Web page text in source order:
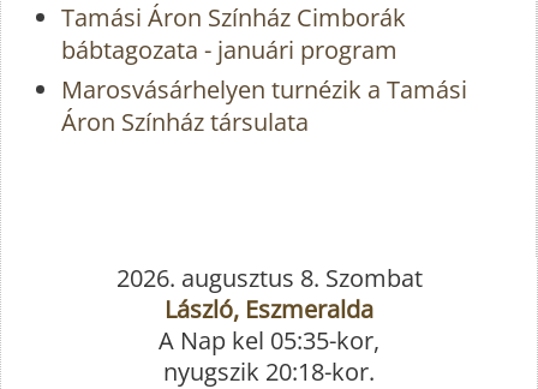
Tamási Áron Színház Cimborák
bábtagozata - januári program
Marosvásárhelyen turnézik a Tamási
Áron Színház társulata
2026. augusztus 8. Szombat
László, Eszmeralda
A Nap kel 05:35-kor,
nyugszik 20:18-kor.